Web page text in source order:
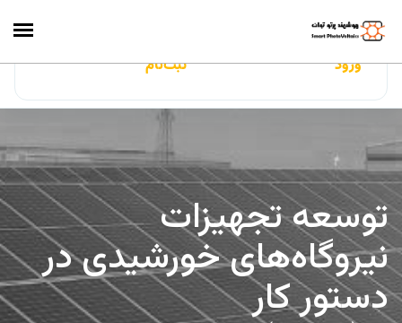
ایران‌سولار
ورود ثبت‌نام
توسعه تجهیزات
نیروگاه‌های خورشیدی در
دستور کار